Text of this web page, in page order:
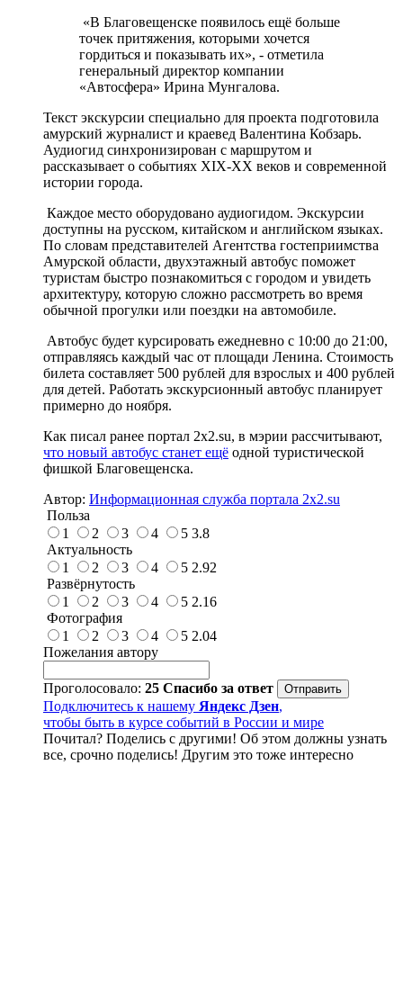
«В Благовещенске появилось ещё больше
точек притяжения, которыми хочется
гордиться и показывать их», - отметила
генеральный директор компании
«Автосфера» Ирина Мунгалова.
Текст экскурсии специально для проекта подготовила
амурский журналист и краевед Валентина Кобзарь.
Аудиогид синхронизирован с маршрутом и
рассказывает о событиях XIX-XX веков и современной
истории города.
Каждое место оборудовано аудиогидом. Экскурсии
доступны на русском, китайском и английском языках.
По словам представителей Агентства гостеприимства
Амурской области, двухэтажный автобус поможет
туристам быстро познакомиться с городом и увидеть
архитектуру, которую сложно рассмотреть во время
обычной прогулки или поездки на автомобиле.
Автобус будет курсировать ежедневно с 10:00 до 21:00,
отправляясь каждый час от площади Ленина. Стоимость
билета составляет 500 рублей для взрослых и 400 рублей
для детей. Работать экскурсионный автобус планирует
примерно до ноября.
Как писал ранее портал 2х2.su, в мэрии рассчитывают,
что новый автобус станет ещё одной туристической
фишкой Благовещенска.
Автор: Информационная служба портала 2x2.su
Польза
1
2 3 4 5 3.8
Актуальность
1
2 3 4 5 2.92
Развёрнутость
1
2 3 4 5 2.16
Фотография
1
2 3 4 5 2.04
Пожелания автору
Проголосовало: 25 Спасибо за ответ
Подключитесь к нашему Яндекс Дзен,
чтобы быть в курсе событий в России и мире
Почитал? Поделись с другими! Об этом должны узнать
все, срочно поделись! Другим это тоже интересно